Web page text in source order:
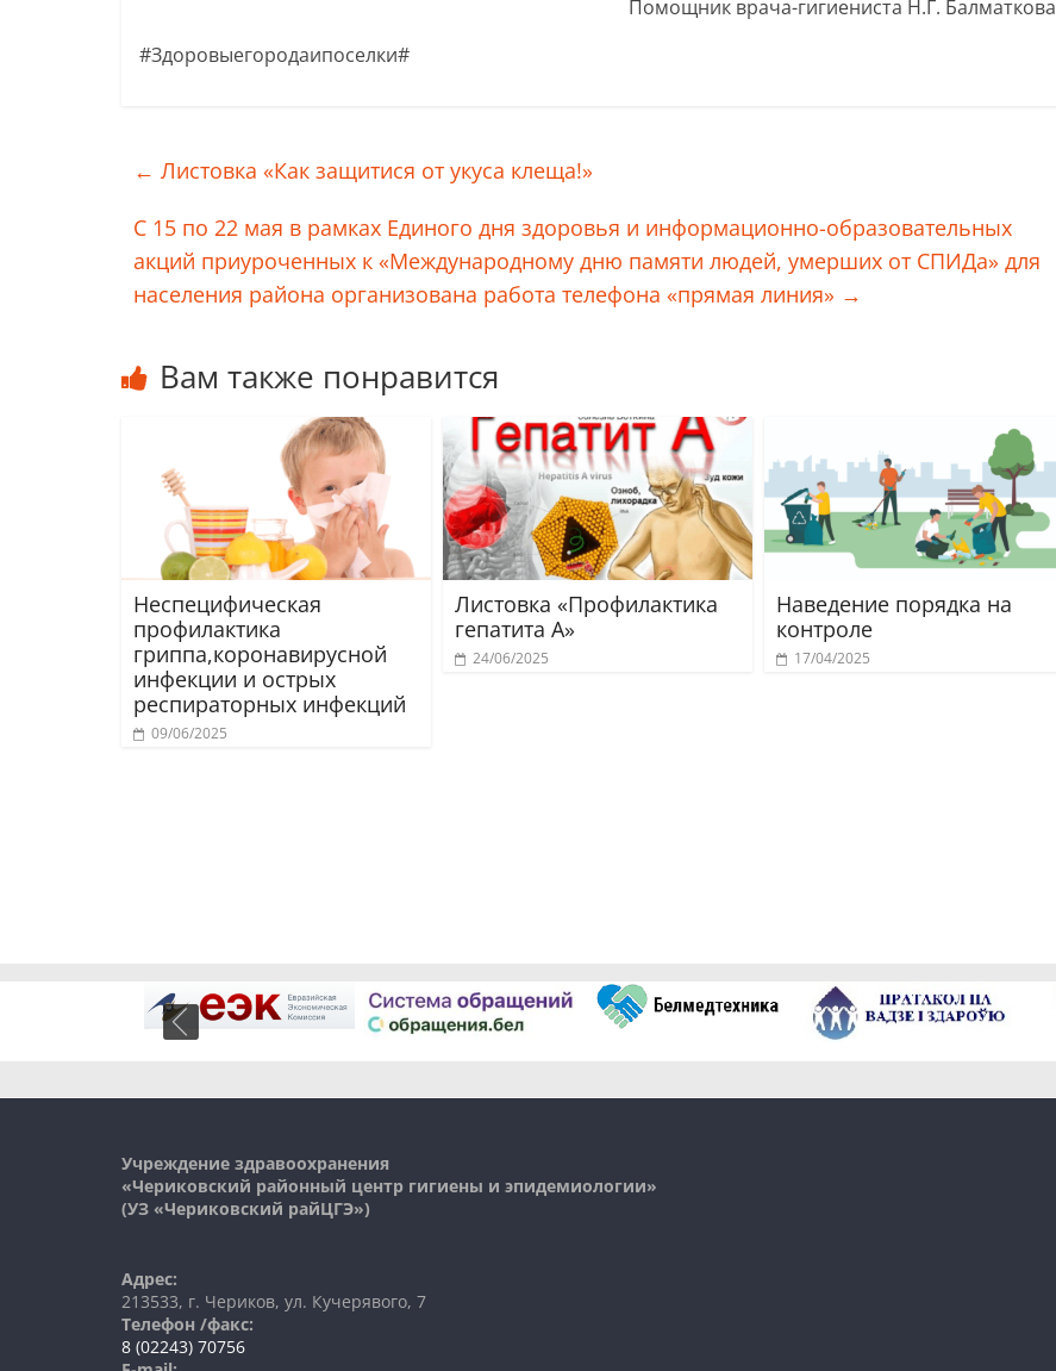
Помощник врача-гигиениста Н.Г. Балматкова
#Здоровыегородаипоселки#
← Листовка «Как защитися от укуса клеща!»
С 15 по 22 мая в рамках Единого дня здоровья и информационно-образовательных
акций приуроченных к «Международному дню памяти людей, умерших от СПИДа» для
населения района организована работа телефона «прямая линия» →
Вам также понравится
Неспецифическая
профилактика
гриппа,коронавирусной
инфекции и острых
респираторных инфекций
09/06/2025
Листовка «Профилактика
гепатита А»
24/06/2025
Наведение порядка на
контроле
17/04/2025
Учреждение здравоохранения
«Чериковский районный центр гигиены и эпидемиологии»
(УЗ «Чериковский райЦГЭ»)
Адрес:
213533, г. Чериков, ул. Кучерявого, 7
Телефон /факс:
8 (02243) 70756